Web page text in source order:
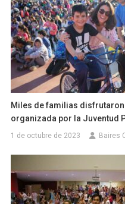
Miles de familias disfrutaron
organizada por la Juventud
1 de octubre de 2023 Baires